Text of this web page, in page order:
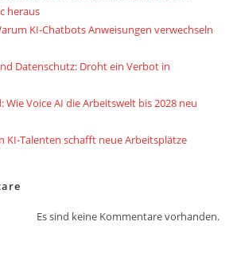
heraus
KI-Chatbots Anweisungen verwechseln
Datenschutz: Droht ein Verbot in
Voice AI die Arbeitswelt bis 2028 neu
KI-Talenten schafft neue Arbeitsplätze
Es sind keine Kommentare vorhanden.